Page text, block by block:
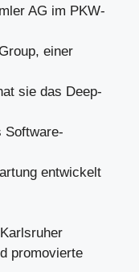
AG im PKW-
einer
sie das Deep-
Software-
entwickelt
promovierte